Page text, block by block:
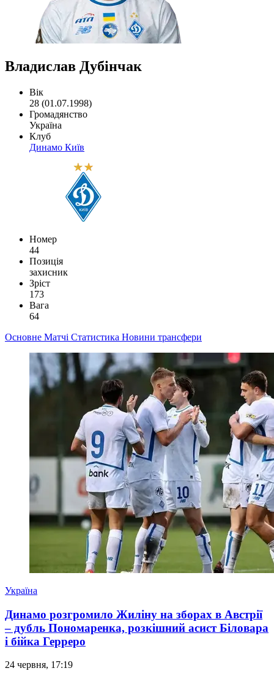
Владислав Дубінчак
Вік
28 (01.07.1998)
Громадянство
Україна
Клуб
Динамо Київ
Номер
44
Позиція
захисник
Зріст
173
Вага
64
Основне Матчі Статистика Новини трансфери
Україна
Динамо розгромило Жиліну на зборах в Австрії
– дубль Пономаренка, розкішний асист Біловара
і бійка Герреро
24 червня, 17:19